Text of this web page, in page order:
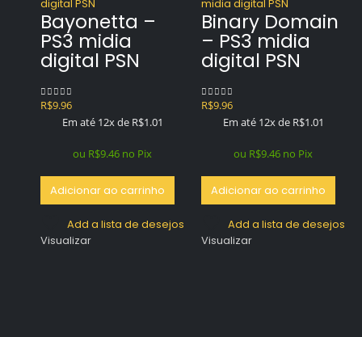
Bayonetta –
PS3 midia
digital PSN
0out of 5
R$9.96
Em até 12x de R$1.01
ou R$9.46 no Pix
Adicionar ao carrinho
Add a lista de desejos
Visualizar
Binary Domain
– PS3 midia
digital PSN
0out of 5
R$9.96
Em até 12x de R$1.01
ou R$9.46 no Pix
Adicionar ao carrinho
Add a lista de desejos
Visualizar